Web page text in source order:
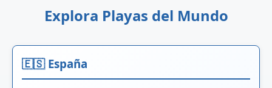
Explora Playas del Mundo
🇪🇸 España